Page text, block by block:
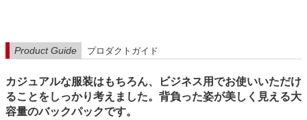
Product Guide プロダクトガイド
カジュアルな服装はもちろん、ビジネス用でお使いいただけ
ることをしっかり考えました。背負った姿が美しく見える大
容量のバックパックです。